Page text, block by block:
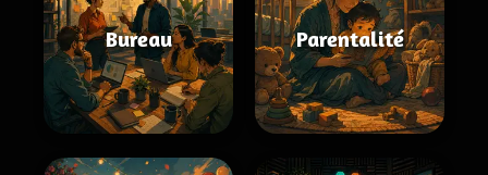
Bureau Parentalité